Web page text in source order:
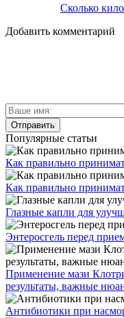
Сколько
Добавить комментарий
Популярные статьи
Как правильно
Как правильно
Глазные капли для
Энтеросгель перед
Применение мази
результаты, важные
Антибиотики при